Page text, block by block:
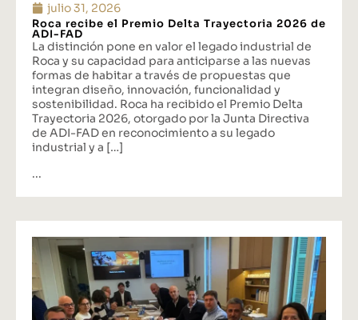
julio 31, 2026
Roca recibe el Premio Delta Trayectoria 2026 de
ADI-FAD
La distinción pone en valor el legado industrial de
Roca y su capacidad para anticiparse a las nuevas
formas de habitar a través de propuestas que
integran diseño, innovación, funcionalidad y
sostenibilidad. Roca ha recibido el Premio Delta
Trayectoria 2026, otorgado por la Junta Directiva
de ADI-FAD en reconocimiento a su legado
industrial y a […]
...